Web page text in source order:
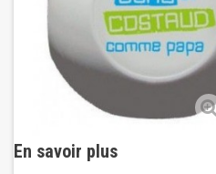
En savoir plus